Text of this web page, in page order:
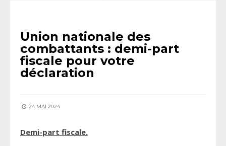
Union nationale des
combattants : demi-part
fiscale pour votre
déclaration
24 MAI 2024
Demi-part fiscale.